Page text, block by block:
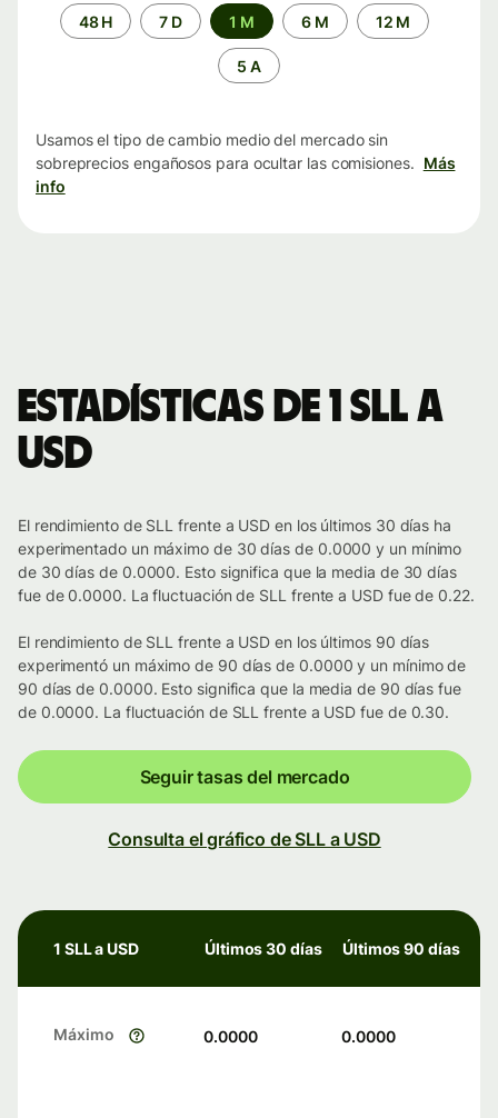
Periodo48 H 7 D 1 M 6 M 12 M
5 A
Usamos el tipo de cambio medio del mercado sin
sobreprecios engañosos para ocultar las comisiones. Más
info
Estadísticas de 1 SLL a
USD
El rendimiento de SLL frente a USD en los últimos 30 días ha
experimentado un máximo de 30 días de 0.0000 y un mínimo
de 30 días de 0.0000. Esto significa que la media de 30 días
fue de 0.0000. La fluctuación de SLL frente a USD fue de 0.22.
El rendimiento de SLL frente a USD en los últimos 90 días
experimentó un máximo de 90 días de 0.0000 y un mínimo de
90 días de 0.0000. Esto significa que la media de 90 días fue
de 0.0000. La fluctuación de SLL frente a USD fue de 0.30.
Seguir tasas del mercado
Consulta el gráfico de SLL a USD
1 SLL a USD Últimos 30 días Últimos 90 días
Máximo 0.0000 0.0000